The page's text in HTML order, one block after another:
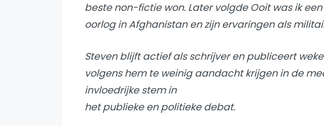
beste non-fictie won. Later volgde Ooit was ik
oorlog in Afghanistan en zijn ervaringen als
Steven blijft actief als schrijver en publiceert
volgens hem te weinig aandacht krijgen in de
invloedrijke stem in
het publieke en politieke debat.